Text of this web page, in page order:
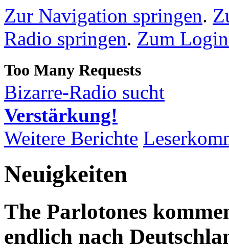
Zur Navigation springen.
Radio springen. Zum
Bizarre-Radio sucht
Verstärkung!
Weitere Berichte
Neuigkeiten
The Parlotones
endlich nach